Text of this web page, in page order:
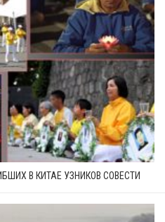
В КИТАЕ УЗНИКОВ СОВЕСТИ